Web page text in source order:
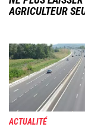
AGRICULTEUR
Image
ACTUALITÉ